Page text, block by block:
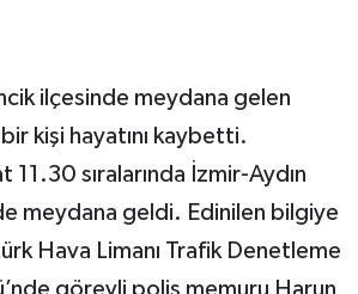
ilçesinde meydana gelen
kişi hayatını kaybetti.
11.30 sıralarında İzmir-Aydın
meydana geldi. Edinilen bilgiye
Hava Limanı Trafik Denetleme
görevli polis memuru Harun